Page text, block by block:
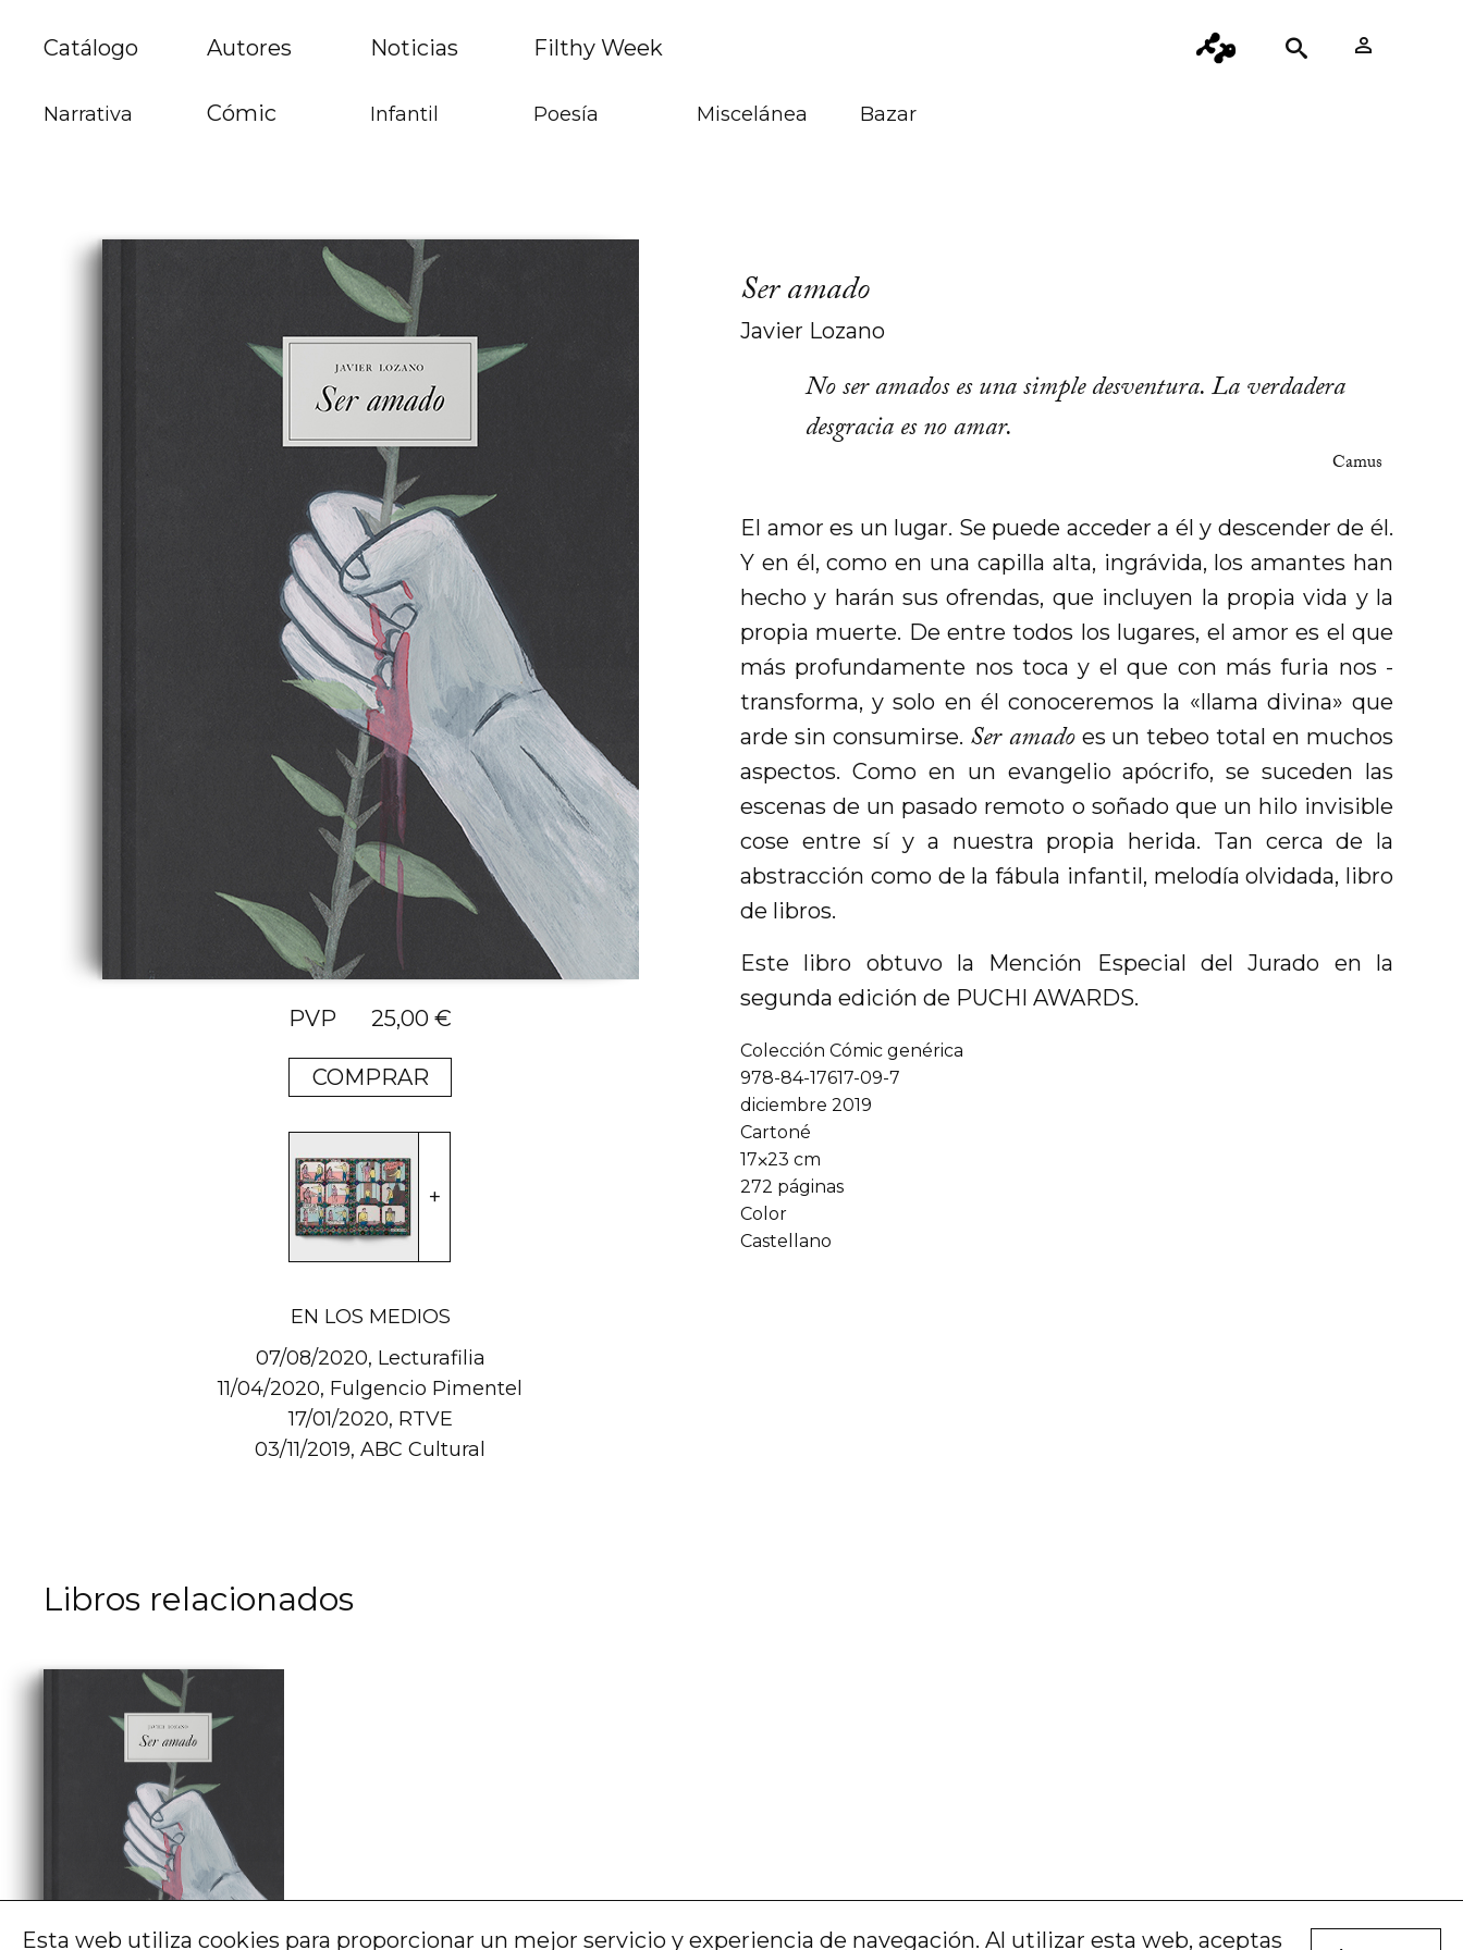
Catálogo Autores Noticias Filthy Week
Narrativa Cómic Infantil Poesía Miscelánea Bazar
25,00 €
COMPRAR
EN LOS MEDIOS
07/08/2020, Lecturafilia
11/04/2020, Fulgencio Pimentel
17/01/2020, RTVE
03/11/2019, ABC Cultural
Ser amado
Javier Lozano
No ser amados es una simple desventura. La verdadera
desgracia es no amar.
Camus
El amor es un lugar. Se puede acceder a él y descender de él.
Y en él, como en una capilla alta, ­ingrávida, los ­amantes han
hecho y harán sus ofrendas, que incluyen la propia vida y la
propia muerte. De ­entre todos los lugares, el amor es el que
más profundamente nos toca y el que con más furia nos ­
transforma, y solo en él conoceremos la «llama divina» que
arde sin consumirse. Ser amadoes un tebeo total en muchos
aspectos. Como en un evangelio apócrifo, se suceden las
escenas de un pasado remoto o soñado que un hilo ­invisible
cose entre sí y a nuestra propia herida. Tan cerca de la
abstracción como de la fábula infantil, melodía olvidada, libro
de libros.
Este libro obtuvo la Mención Especial del Jurado en la
segunda edición de PUCHI AWARDS.
Colección Cómic genérica
978-84-17617-09-7
diciembre 2019
Cartoné
17⨉23 cm
272 páginas
Color
Castellano
Libros relacionados
Esta web utiliza cookies para proporcionar un mejor servicio y experiencia de navegación. Al utilizar esta web, aceptas